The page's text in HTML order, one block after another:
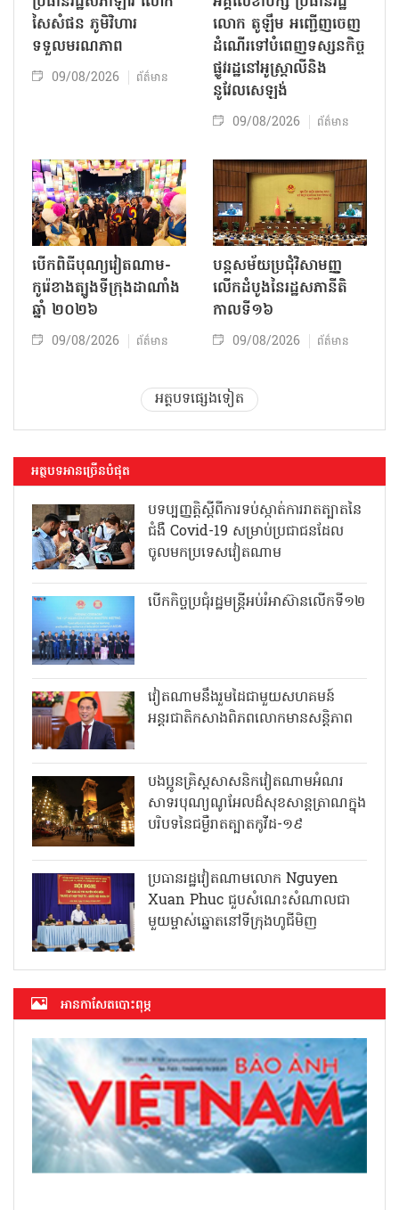
សៃសំផន ភូមិវិហារ
ទទួលមរណភាព
09/08/2026 ព័ត៌មាន
លោក តូឡឹម អញ្ជើញចេញ
ដំណើរទៅបំពេញទស្សនកិច្ច
ផ្លូវរដ្ឋនៅអូស្ត្រាលីនិង
នូវែលសេឡង់
09/08/2026 ព័ត៌មាន
បើកពិធីបុណ្យវៀតណាម-
កូរ៉េខាងត្បូងទីក្រុងដាណាំង
ឆ្នាំ ២០២៦
09/08/2026 ព័ត៌មាន
បន្តសម័យប្រជុំវិសាមញ្ញ
លើកដំបូងនៃរដ្ឋសភានីតិ
កាលទី១៦
09/08/2026 ព័ត៌មាន
អត្ថបទផ្សេងទៀត
អត្ថបទអានច្រើនបំផុត
បទប្បញ្ញត្តិស្តីពីការទប់ស្កាត់ការរាតត្បាតនៃ
ជំងឺ Covid-19 សម្រាប់ប្រជាជនដែល
ចូលមកប្រទេសវៀតណាម
បើកកិច្ចប្រជុំរដ្ឋមន្ត្រីអប់រំអាស៊ានលើកទី១២
វៀតណាមនឹងរួមដៃជាមួយសហគមន៍
អន្តរជាតិកសាងពិភពលោកមានសន្តិភាព
បងប្អូនគ្រិស្តសាសនិកវៀតណាមអំណរ
សាទរបុណ្យណូអែលដ៏សុខសាន្តត្រាណក្នុង
បរិបទនៃជម្ងឺរាតត្បាតកូវីដ-១៩
ប្រធានរដ្ឋវៀតណាមលោក Nguyen
Xuan Phuc ជួបសំណេះសំណាលជា
មួយម្ចាស់ឆ្នោតនៅទីក្រុងហូជីមិញ
អាន​កាសែត​បោះពុម្ភ